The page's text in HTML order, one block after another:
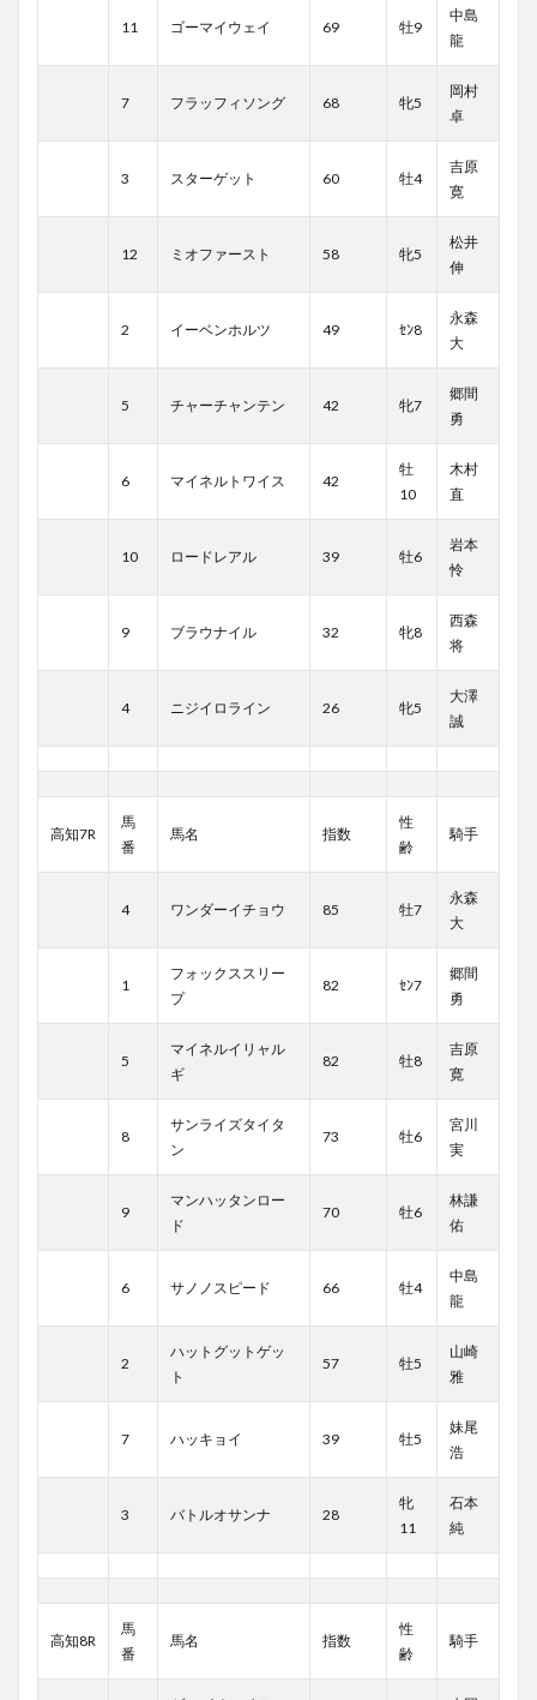
11 ゴーマイウェイ 69 牡9
中島
龍
7 フラッフィソング 68 牝5
岡村
卓
3 スターゲット 60 牡4
吉原
寛
12 ミオファースト 58 牝5
松井
伸
2 イーベンホルツ 49 ｾﾝ8
永森
大
5 チャーチャンテン 42 牝7
郷間
勇
6 マイネルトワイス 42
牡
10
木村
直
10 ロードレアル 39 牡6
岩本
怜
9 ブラウナイル 32 牝8
西森
将
4 ニジイロライン 26 牝5
大澤
誠
高知7R
馬
番
馬名 指数
性
齢
騎手
4 ワンダーイチョウ 85 牡7
永森
大
1
フォックススリー
プ
82 ｾﾝ7
郷間
勇
5
マイネルイリャル
ギ
82 牡8
吉原
寛
8
サンライズタイタ
ン
73 牡6
宮川
実
9
マンハッタンロー
ド
70 牡6
林謙
佑
6 サノノスピード 66 牡4
中島
龍
2
ハットグットゲッ
ト
57 牡5
山崎
雅
7 ハッキョイ 39 牡5
妹尾
浩
3 バトルオサンナ 28
牝
11
石本
純
高知8R
馬
番
馬名 指数
性
齢
騎手